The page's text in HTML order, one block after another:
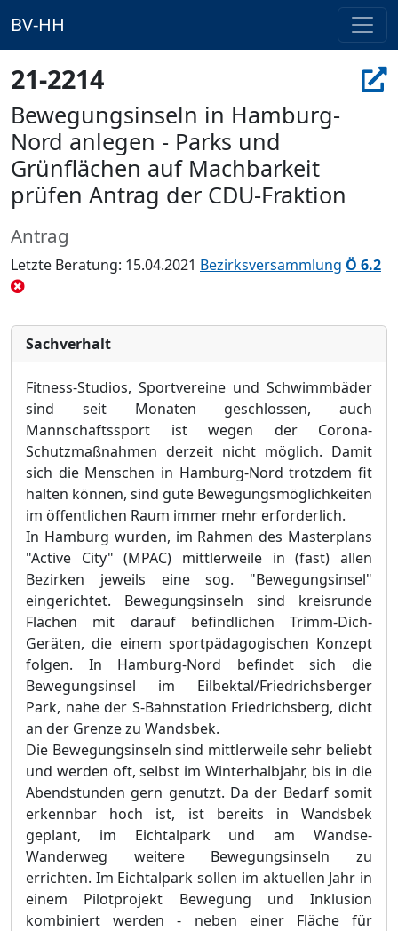
BV-HH
21-2214
Bewegungsinseln in Hamburg-
Nord anlegen - Parks und
Grünflächen auf Machbarkeit
prüfen Antrag der CDU-Fraktion
Antrag
Letzte Beratung: 15.04.2021 Bezirksversammlung Ö 6.2
Sachverhalt
Fitness-Studios, Sportvereine und Schwimmbäder
sind seit Monaten geschlossen, auch
Mannschaftssport ist wegen der Corona-
Schutzmaßnahmen derzeit nicht möglich. Damit
sich die Menschen in Hamburg-Nord trotzdem fit
halten können, sind gute Bewegungsmöglichkeiten
im öffentlichen Raum immer mehr erforderlich.
In Hamburg wurden, im Rahmen des Masterplans
"Active City" (MPAC) mittlerweile in (fast) allen
Bezirken jeweils eine sog. "Bewegungsinsel"
eingerichtet. Bewegungsinseln sind kreisrunde
Flächen mit darauf befindlichen Trimm-Dich-
Geräten, die einem sportpädagogischen Konzept
folgen. In Hamburg-Nord befindet sich die
Bewegungsinsel im Eilbektal/Friedrichsberger
Park, nahe der S-Bahnstation Friedrichsberg, dicht
an der Grenze zu Wandsbek.
Die Bewegungsinseln sind mittlerweile sehr beliebt
und werden oft, selbst im Winterhalbjahr, bis in die
Abendstunden gern genutzt. Da der Bedarf somit
erkennbar hoch ist, ist bereits in Wandsbek
geplant, im Eichtalpark und am Wandse-
Wanderweg weitere Bewegungsinseln zu
errichten. Im Eichtalpark sollen im aktuellen Jahr in
einem Pilotprojekt Bewegung und Inklusion
kombiniert werden - neben einer Fläche für